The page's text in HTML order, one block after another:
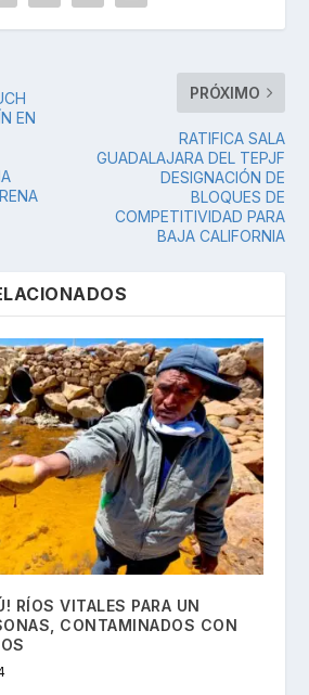
EN
PRÓXIMO
RATIFICA SALA
GUADALAJARA DEL TEPJF
DESIGNACIÓN DE
BLOQUES DE
COMPETITIVIDAD PARA
BAJA CALIFORNIA
RÍOS VITALES PARA UN
CONTAMINADOS CON